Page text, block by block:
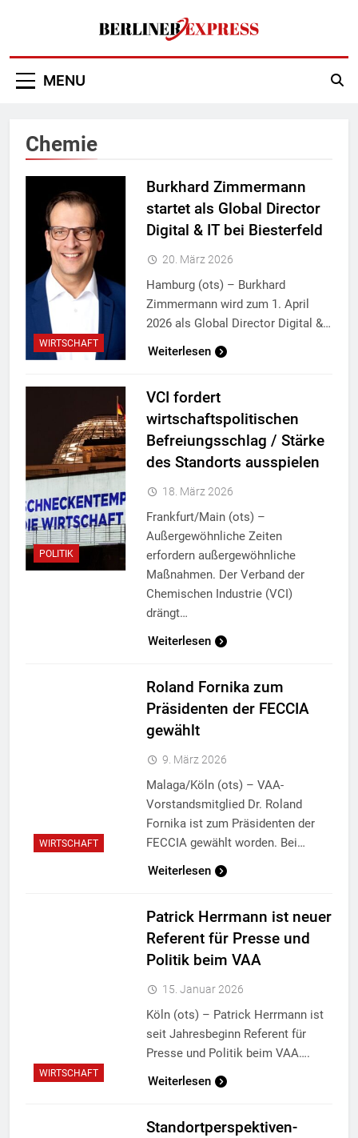
Berliner Express
MENU
Chemie
WIRTSCHAFT
Burkhard Zimmermann
startet als Global Director
Digital & IT bei Biesterfeld
20. März 2026
Hamburg (ots) – Burkhard
Zimmermann wird zum 1. April
2026 als Global Director Digital &…
Weiterlesen
POLITIK
VCI fordert
wirtschaftspolitischen
Befreiungsschlag / Stärke
des Standorts ausspielen
18. März 2026
Frankfurt/Main (ots) –
Außergewöhnliche Zeiten
erfordern außergewöhnliche
Maßnahmen. Der Verband der
Chemischen Industrie (VCI)
drängt…
Weiterlesen
WIRTSCHAFT
Roland Fornika zum
Präsidenten der FECCIA
gewählt
9. März 2026
Malaga/Köln (ots) – VAA-
Vorstandsmitglied Dr. Roland
Fornika ist zum Präsidenten der
FECCIA gewählt worden. Bei…
Weiterlesen
WIRTSCHAFT
Patrick Herrmann ist neuer
Referent für Presse und
Politik beim VAA
15. Januar 2026
Köln (ots) – Patrick Herrmann ist
seit Jahresbeginn Referent für
Presse und Politik beim VAA….
Weiterlesen
Standortperspektiven-